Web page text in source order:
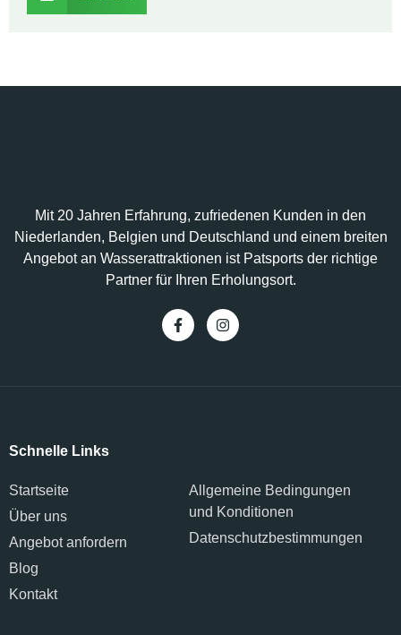
Schnelle Links
Startseite
Über uns
Angebot anfordern
Blog
Kontakt
Allgemeine Bedingungen
und Konditionen
Datenschutzbestimmungen
Mit 20 Jahren Erfahrung, zufriedenen Kunden in den
Niederlanden, Belgien und Deutschland und einem breiten
Angebot an Wasserattraktionen ist Patsports der richtige
Partner für Ihren Erholungsort.